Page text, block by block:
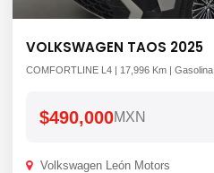
VOLKSWAGEN TAOS 2025
COMFORTLINE L4 | 17,996 Km | Gasolina
$490,000MXN
Volkswagen León Motors